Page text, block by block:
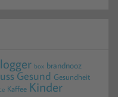
box brandnooz
Gesund Gesundheit
Kaffee Kinder